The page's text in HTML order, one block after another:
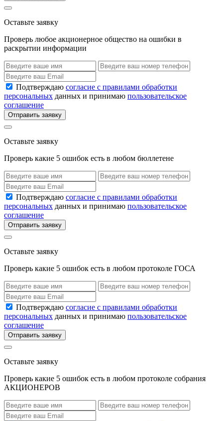
Оставьте заявку
Проверь любое акционерное общество на ошибки в
раскрытии информации
Подтверждаю согласие с правилами обработки
персональных данных и принимаю пользовательское
соглашение
Отправить заявку
Оставьте заявку
Проверь какие 5 ошибок есть в любом бюллетене
Подтверждаю согласие с правилами обработки
персональных данных и принимаю пользовательское
соглашение
Отправить заявку
Оставьте заявку
Проверь какие 5 ошибок есть в любом протоколе ГОСА
Подтверждаю согласие с правилами обработки
персональных данных и принимаю пользовательское
соглашение
Отправить заявку
Оставьте заявку
Проверь какие 5 ошибок есть в любом протоколе собрания
АКЦИОНЕРОВ